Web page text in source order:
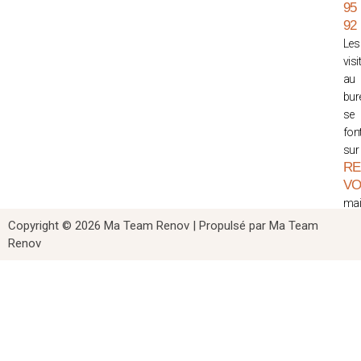
95
92
Les
au
se
sur
Copyright © 2026 Ma Team Renov | Propulsé par Ma Team
Renov